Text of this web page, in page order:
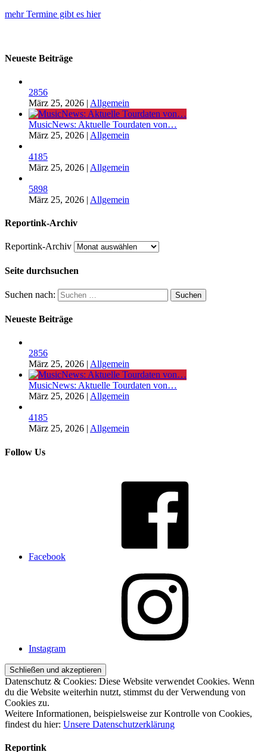
mehr Termine gibt es hier
Neueste Beiträge
2856
März 25, 2026 | Allgemein
MusicNews: Aktuelle Tourdaten von…
März 25, 2026 | Allgemein
4185
März 25, 2026 | Allgemein
5898
März 25, 2026 | Allgemein
Reportink-Archiv
Reportink-Archiv
Seite durchsuchen
Suchen nach:
Neueste Beiträge
2856
März 25, 2026 | Allgemein
MusicNews: Aktuelle Tourdaten von…
März 25, 2026 | Allgemein
4185
März 25, 2026 | Allgemein
Follow Us
Facebook
Instagram
Datenschutz & Cookies: Diese Website verwendet Cookies. Wenn
du die Website weiterhin nutzt, stimmst du der Verwendung von
Cookies zu.
Weitere Informationen, beispielsweise zur Kontrolle von Cookies,
findest du hier: Unsere Datenschutzerklärung
Reportink